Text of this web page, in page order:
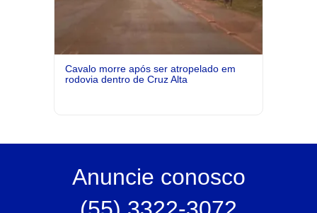
Cavalo morre após ser atropelado em
rodovia dentro de Cruz Alta
Anuncie conosco